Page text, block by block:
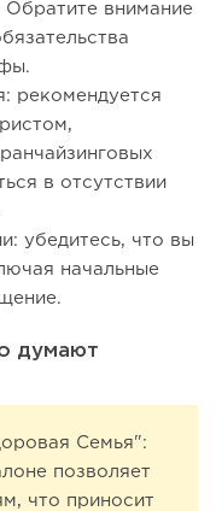
Обратите внимание
рекомендуется
в отсутствии
убедитесь, что вы
начальные
думают
Семья":
позволяет
что приносит